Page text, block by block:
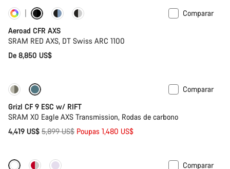
Personalizar Potenciómetro
Comparar
Aeroad CFR AXS
SRAM RED AXS, DT Swiss ARC 1100
De 8,850 US$
-25%
Comparar
Grizl CF 9 ESC w/ RIFT
SRAM X0 Eagle AXS Transmission, Rodas de carbono
4,419 US$ Preço
5,899 US$ Poupas 1,480 US$
Comparar